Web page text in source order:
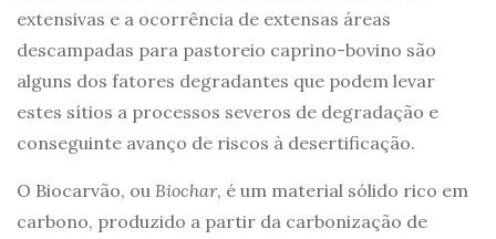
extensivas e a ocorrência de extensas áreas
descampadas para pastoreio caprino-bovino são
alguns dos fatores degradantes que podem levar
estes sítios a processos severos de degradação e
conseguinte avanço de riscos à desertificação.
O Biocarvão, ou Biochar, é um material sólido rico em
carbono, produzido a partir da carbonização de